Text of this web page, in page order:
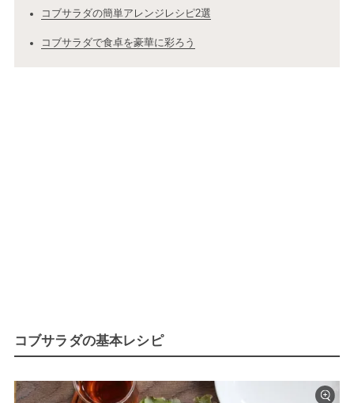
コブサラダの簡単アレンジレシピ2選
コブサラダで食卓を豪華に彩ろう
コブサラダの基本レシピ